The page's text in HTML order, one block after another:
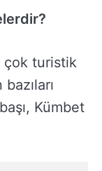
çok turistik
Kümbet